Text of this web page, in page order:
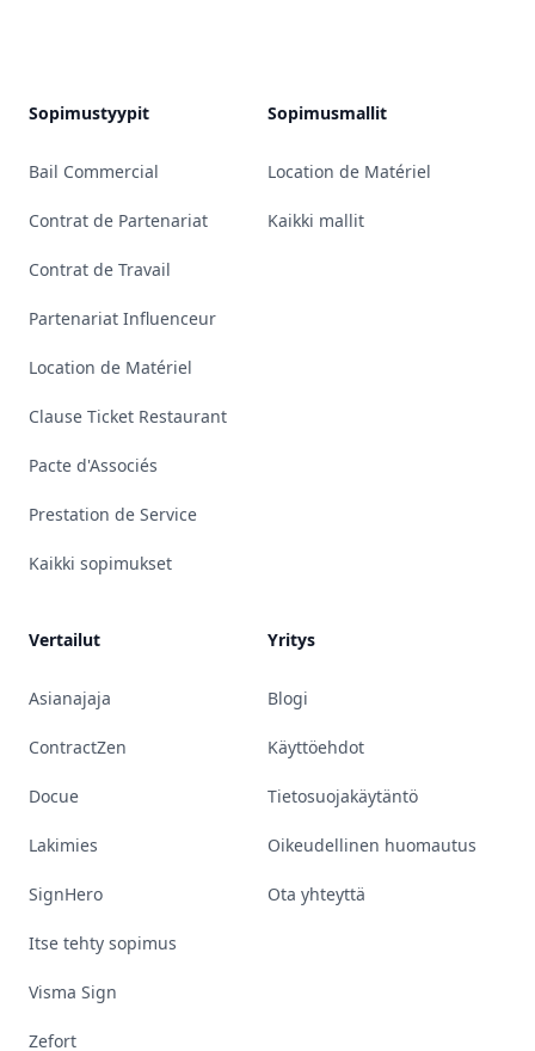
Sopimustyypit
Bail Commercial
Contrat de Partenariat
Contrat de Travail
Partenariat Influenceur
Location de Matériel
Clause Ticket Restaurant
Pacte d'Associés
Prestation de Service
Kaikki sopimukset
Sopimusmallit
Location de Matériel
Kaikki mallit
Vertailut
Asianajaja
ContractZen
Docue
Lakimies
SignHero
Itse tehty sopimus
Visma Sign
Zefort
Yritys
Blogi
Käyttöehdot
Tietosuojakäytäntö
Oikeudellinen huomautus
Ota yhteyttä